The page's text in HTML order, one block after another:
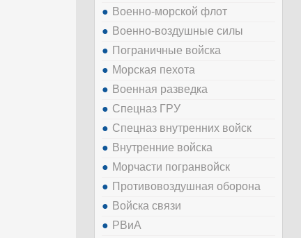
Военно-морской флот
Военно-воздушные силы
Пограничные войска
Морская пехота
Военная разведка
Спецназ ГРУ
Спецназ внутренних войск
Внутренние войска
Морчасти погранвойск
Противовоздушная оборона
Войска связи
РВиА